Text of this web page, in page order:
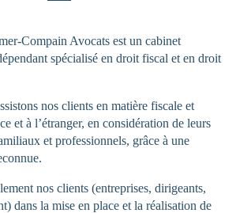
Compain Avocats est un cabinet
spécialisé en droit fiscal et en droit
nos clients en matière fiscale et
et à l’étranger, en considération de leurs
et professionnels, grâce à une
nos clients (entreprises, dirigeants,
dans la mise en place et la réalisation de